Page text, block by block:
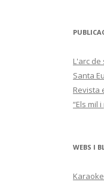
L'arc
Santa
Revista
“Els mil
WEBS I